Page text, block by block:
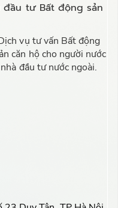
đầu tư Bất động sản
vụ tư vấn Bất động
căn hộ cho người nước
đầu tư nước ngoài.